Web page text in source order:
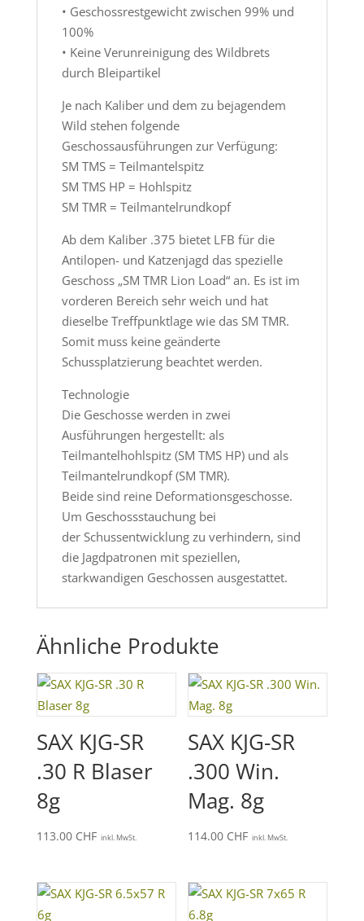
• Geschossrestgewicht zwischen 99% und
100%
• Keine Verunreinigung des Wildbrets
durch Bleipartikel
Je nach Kaliber und dem zu bejagendem
Wild stehen folgende
Geschossausführungen zur Verfügung:
SM TMS = Teilmantelspitz
SM TMS HP = Hohlspitz
SM TMR = Teilmantelrundkopf
Ab dem Kaliber .375 bietet LFB für die
Antilopen- und Katzenjagd das spezielle
Geschoss „SM TMR Lion Load“ an. Es ist im
vorderen Bereich sehr weich und hat
dieselbe Treffpunktlage wie das SM TMR.
Somit muss keine geänderte
Schussplatzierung beachtet werden.
Technologie
Die Geschosse werden in zwei
Ausführungen hergestellt: als
Teilmantelhohlspitz (SM TMS HP) und als
Teilmantelrundkopf (SM TMR).
Beide sind reine Deformationsgeschosse.
Um Geschossstauchung bei
der Schussentwicklung zu verhindern, sind
die Jagdpatronen mit speziellen,
starkwandigen Geschossen ausgestattet.
Ähnliche Produkte
SAX KJG-SR
.30 R Blaser
8g
113.00 CHF inkl. MwSt.
SAX KJG-SR
.300 Win.
Mag. 8g
114.00 CHF inkl. MwSt.